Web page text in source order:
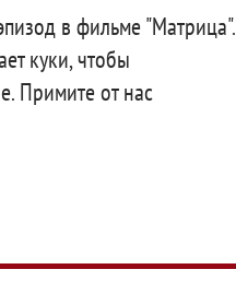
в фильме "Матрица".
куки, чтобы
Примите от нас